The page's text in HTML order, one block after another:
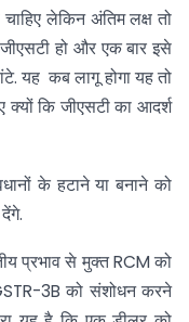
लेकिन अंतिम लक्ष तो
हो और एक बार इसे
यह कब लागू होगा यह तो
क्यों कि जीएसटी का आदर्श
के हटाने या बनाने को
प्रभाव से मुक्त RCM को
3B को संशोधन करने